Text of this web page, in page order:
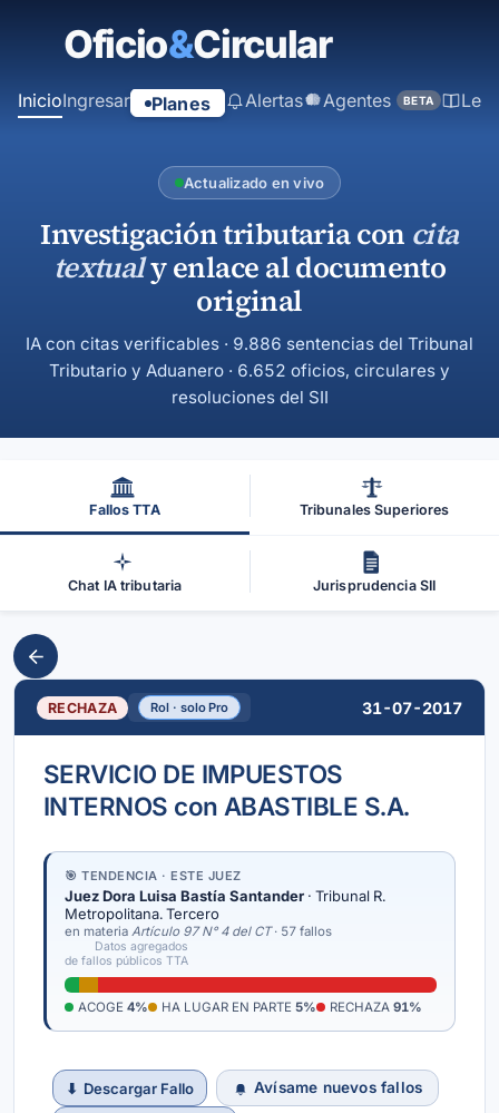
principal
InicioIngresar Planes Alertas Agentes BETA
Actualizado en vivo
Investigación tributaria con cita
textualy enlace al documento
original
IA con citas verificables · 9.886 sentencias del Tribunal
Tributario y Aduanero · 6.652 oficios, circulares y
resoluciones del SII
Fallos TTA Tribunales Superiores
Chat IA tributaria Jurisprudencia SII
RECHAZA Rol · solo Pro 31-07-2017
SERVICIO DE IMPUESTOS
INTERNOS con ABASTIBLE S.A.
🎯 TENDENCIA · ESTE JUEZ
Juez Dora Luisa Bastía Santander · Tribunal R.
Metropolitana. Tercero
en materia Artículo 97 N° 4 del CT· 57 fallos
Datos agregados
de fallos públicos TTA
ACOGE 4% HA LUGAR EN PARTE 5% RECHAZA 91%
⬇ Descargar Fallo
Avísame nuevos fallos